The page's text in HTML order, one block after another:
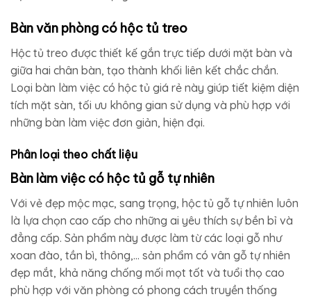
Bàn văn phòng có hộc tủ treo
Hộc tủ treo được thiết kế gắn trực tiếp dưới mặt bàn và
giữa hai chân bàn, tạo thành khối liên kết chắc chắn.
Loại bàn làm việc có hộc tủ giá rẻ này giúp tiết kiệm diện
tích mặt sàn, tối ưu không gian sử dụng và phù hợp với
những bàn làm việc đơn giản, hiện đại.
Phân loại theo chất liệu
Bàn làm việc có hộc tủ gỗ tự nhiên
Với vẻ đẹp mộc mạc, sang trọng, hộc tủ gỗ tự nhiên luôn
là lựa chọn cao cấp cho những ai yêu thích sự bền bỉ và
đẳng cấp. Sản phẩm này được làm từ các loại gỗ như
xoan đào, tần bì, thông,… sản phẩm có vân gỗ tự nhiên
đẹp mắt, khả năng chống mối mọt tốt và tuổi thọ cao
phù hợp với văn phòng có phong cách truyền thống